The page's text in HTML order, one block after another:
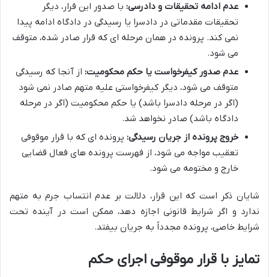
عدم ادامه تحقیقات و دادرسی: با صدور این قرار، دیگر
تحقیقات مقدماتی در دادسرا یا رسیدگی در دادگاه ادامه پیدا
نمی کند. پرونده در همان مرحله ای که قرار صادر شده، متوقف
می شود.
عدم صدور کیفرخواست یا حکم محکومیت: از آنجا که رسیدگی
متوقف می شود، دیگر کیفرخواستی علیه متهم صادر نمی شود
(اگر در مرحله دادسرا باشد) یا حکم محکومیت (اگر در مرحله
دادگاه باشد) صادر نخواهد شد.
خروج پرونده از جریان رسیدگی: پرونده ای که با قرار موقوفی
تعقیب مواجه می شود، از فهرست پرونده های فعال قضایی
خارج و مختومه می شود.
شایان ذکر است که این قرار، دلالت بر عدم انتساب جرم به متهم
ندارد و اگر شرایط قانونی اجازه دهد، ممکن است در آینده تحت
شرایط خاصی، پرونده مجدداً به جریان بیفتد.
تمایز با قرار موقوفی اجرای حکم